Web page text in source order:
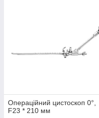
Операційний цистоскоп 0°,
F23 * 210 мм